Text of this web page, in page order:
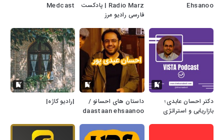
Ehsanoo
Radio Marz | پادکست
فارسی رادیو مرز
Medcast
دکتر احسان عابدی؛
بازاریابی و استراتژی
داستان های احسانو /
daastaan ehsaanoo
|رادیو کاژه|